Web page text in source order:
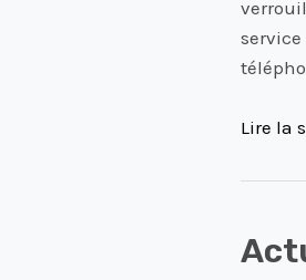
2023
Lire la